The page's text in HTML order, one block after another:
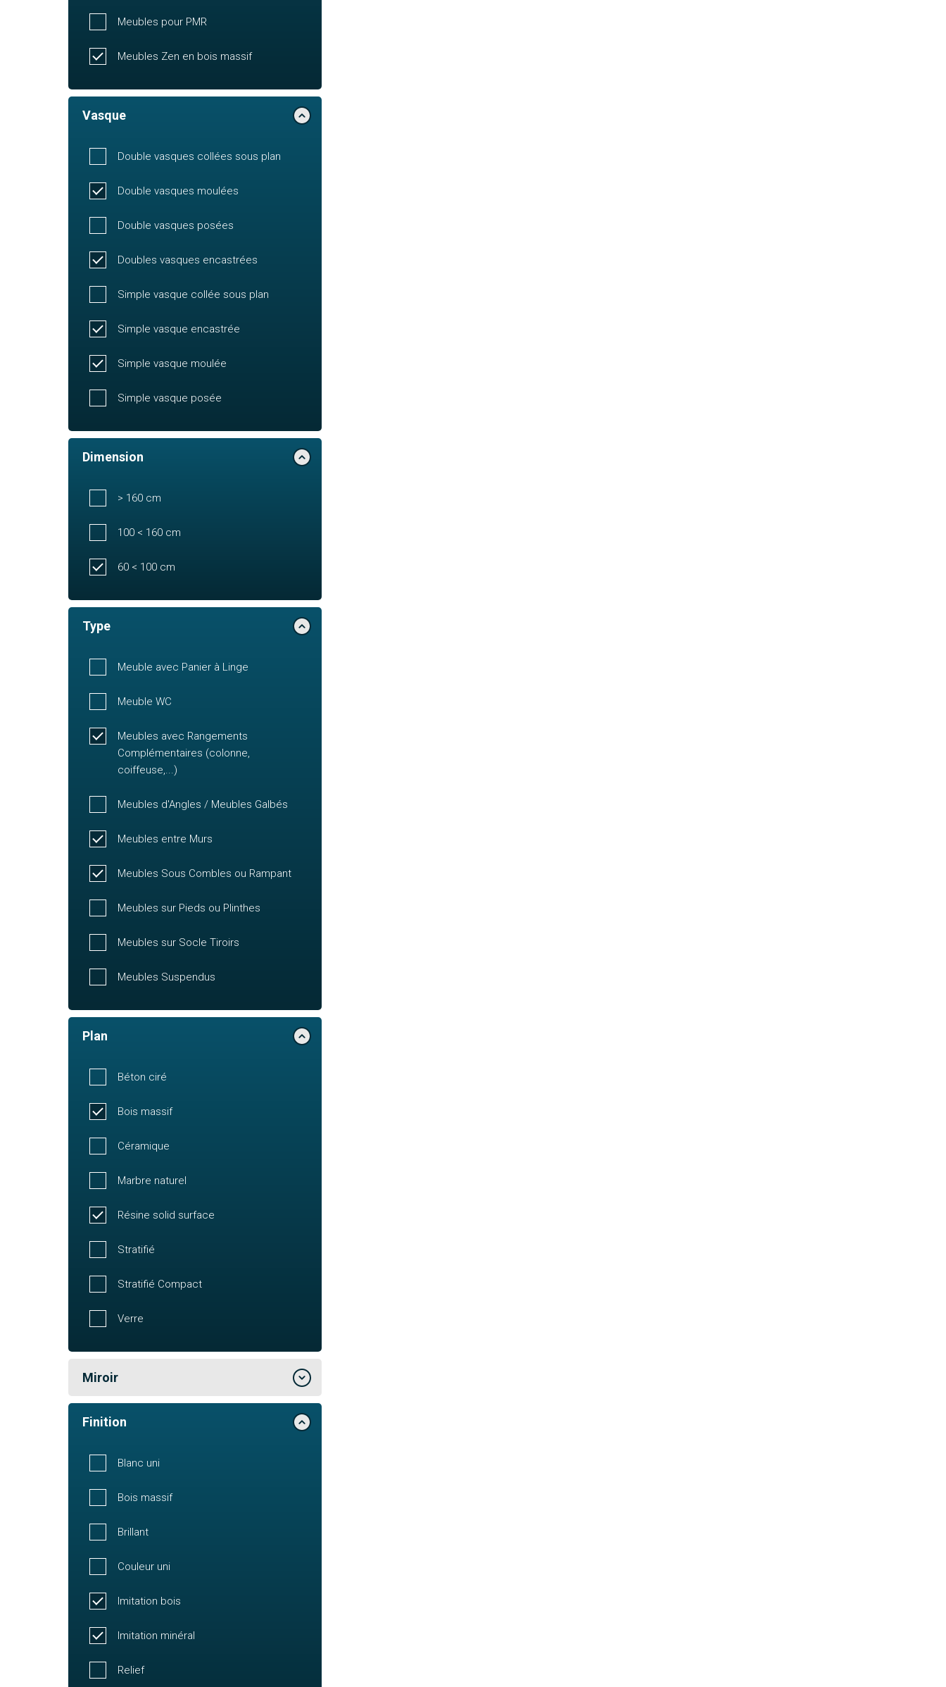
Meubles pour PMR
Meubles Zen en bois massif
Vasque
Double vasques collées sous plan
Double vasques moulées
Double vasques posées
Doubles vasques encastrées
Simple vasque collée sous plan
Simple vasque encastrée
Simple vasque moulée
Simple vasque posée
Dimension
> 160 cm
100 < 160 cm
60 < 100 cm
Type
Meuble avec Panier à Linge
Meuble WC
Meubles avec Rangements
Complémentaires (colonne,
coiffeuse,...)
Meubles d'Angles / Meubles Galbés
Meubles entre Murs
Meubles Sous Combles ou Rampant
Meubles sur Pieds ou Plinthes
Meubles sur Socle Tiroirs
Meubles Suspendus
Plan
Béton ciré
Bois massif
Céramique
Marbre naturel
Résine solid surface
Stratifié
Stratifié Compact
Verre
Miroir
Finition
Blanc uni
Bois massif
Brillant
Couleur uni
Imitation bois
Imitation minéral
Relief